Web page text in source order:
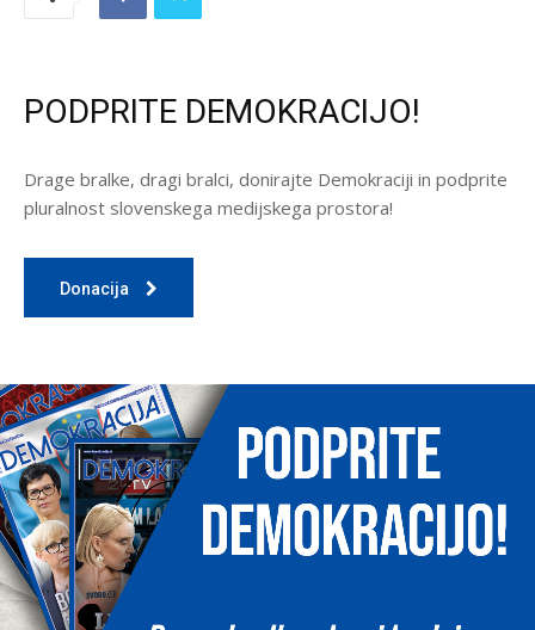
PODPRITE DEMOKRACIJO!
Drage bralke, dragi bralci, donirajte Demokraciji in podprite
pluralnost slovenskega medijskega prostora!
Donacija